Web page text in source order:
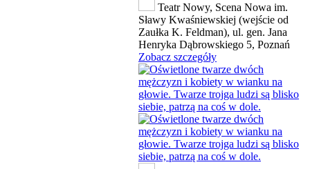
Teatr Nowy, Scena Nowa im.
Sławy Kwaśniewskiej (wejście od
Zaułka K. Feldman), ul. gen. Jana
Henryka Dąbrowskiego 5, Poznań
Zobacz szczegóły